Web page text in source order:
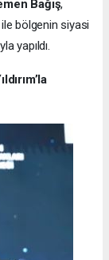
Bağış,
ile bölgenin siyasi
yapıldı.